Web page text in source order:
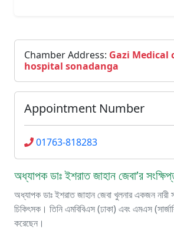
Chamber Address: Gazi Medical
hospital sonadanga
Appointment Number
01763-818283
অধ্যাপক ডাঃ ইশরাত জাহান জেবা’র
অধ্যাপক ডাঃ ইশরাত জাহান জেবা খুলনার একজন নারী
চিকিৎসক। তিনি এমবিবিএস (ঢাকা) এবং এমএস
করেছেন।